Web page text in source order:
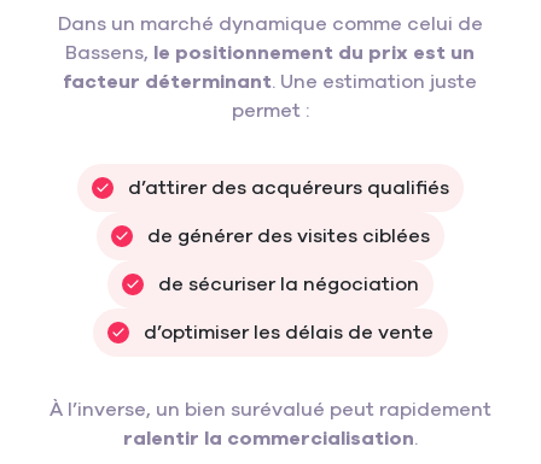
Dans un marché dynamique comme celui de
Bassens, le positionnement du prix est un
facteur déterminant. Une estimation juste
permet :
d’attirer des acquéreurs qualifiés
de générer des visites ciblées
de sécuriser la négociation
d’optimiser les délais de vente
À l’inverse, un bien surévalué peut rapidement
ralentir la commercialisation.